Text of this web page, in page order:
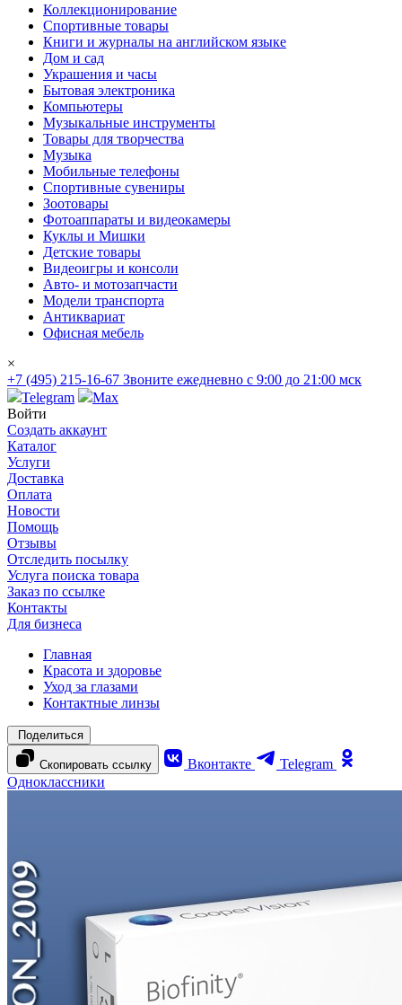
Коллекционирование
Спортивные товары
Книги и журналы на английском языке
Дом и сад
Украшения и часы
Бытовая электроника
Компьютеры
Музыкальные инструменты
Товары для творчества
Музыка
Мобильные телефоны
Спортивные сувениры
Зоотовары
Фотоаппараты и видеокамеры
Куклы и Мишки
Детские товары
Видеоигры и консоли
Авто- и мотозапчасти
Модели транспорта
Антиквариат
Офисная мебель
×
+7 (495) 215-16-67 Звоните ежедневно с 9:00 до 21:00 мск
Telegram
Max
Войти
Создать аккаунт
Каталог
Услуги
Доставка
Оплата
Новости
Помощь
Отзывы
Отследить посылку
Услуга поиска товара
Заказ по ссылке
Контакты
Для бизнеса
Главная
Красота и здоровье
Уход за глазами
Контактные линзы
Поделиться
Скопировать ссылку Вконтакте
Telegram
Одноклассники